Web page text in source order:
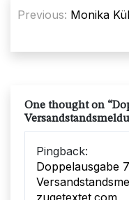
Previous: Monika
One thought on “
Pingback:
Doppelausgabe
zugetextet.com